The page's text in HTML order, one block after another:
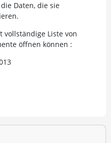
Daten, die sie
vollständige Liste von
öffnen können :